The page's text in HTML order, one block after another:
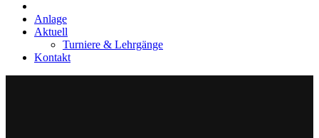
Anlage
Aktuell
Turniere & Lehrgänge
Kontakt